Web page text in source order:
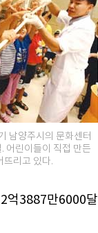
남양주시의 문화센터
어린이들이 직접 만든
뜨리고 있다.
억3887만6000달